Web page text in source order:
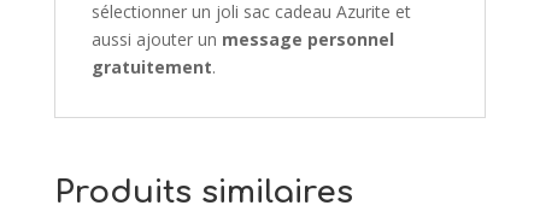
sélectionner un joli sac cadeau Azurite et
aussi ajouter un message personnel
gratuitement.
Produits similaires